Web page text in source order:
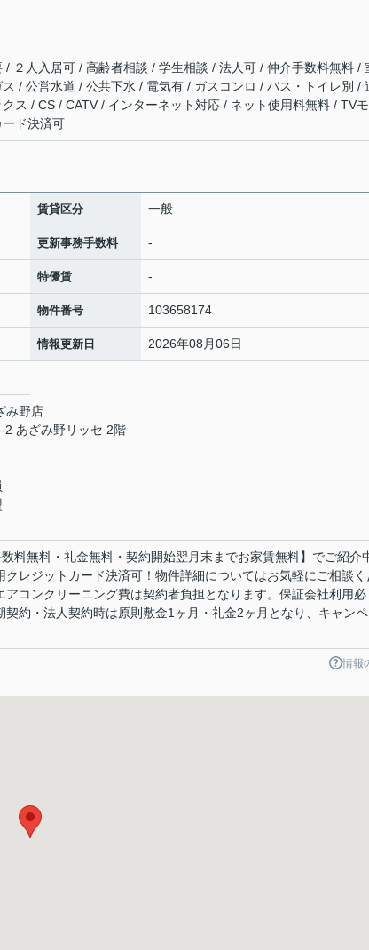
２人入居可 / 高齢者相談 / 学生相談 / 法人可 / 仲介手数料無料 /
/ 公営水道 / 公共下水 / 電気有 / ガスコンロ / バス・トイレ別 /
ス / CS / CATV / インターネット対応 / ネット使用料無料 / TV
ド決済可
賃貸区分 一般
更新事務手数料 -
特優賃 -
物件番号 103658174
情報更新日 2026年08月06日
み野店
2 あざみ野リッセ 2階
料無料・礼金無料・契約開始翌月末までお家賃無料】でご紹介
レジットカード決済可！物件詳細についてはお気軽にご相談く
アコンクリーニング費は契約者負担となります。保証会社利用必
約・法人契約時は原則敷金1ヶ月・礼金2ヶ月となり、キャン
情報